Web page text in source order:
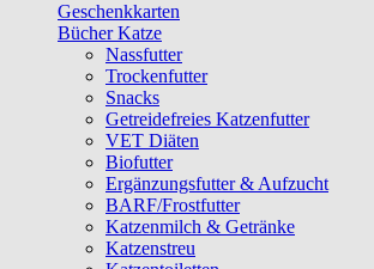
Geschenkkarten
Bücher Katze
Nassfutter
Trockenfutter
Snacks
Getreidefreies Katzenfutter
VET Diäten
Biofutter
Ergänzungsfutter & Aufzucht
BARF/Frostfutter
Katzenmilch & Getränke
Katzenstreu